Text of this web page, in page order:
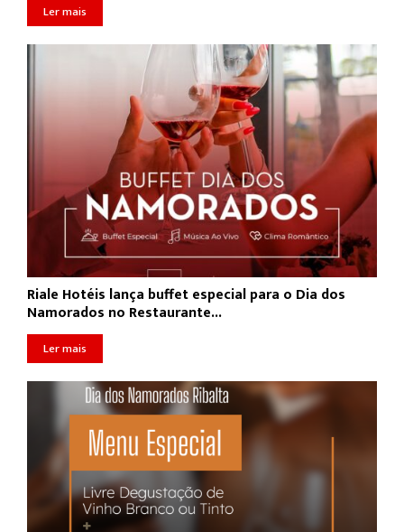
Ler mais
Riale Hotéis lança buffet especial para o Dia dos
Namorados no Restaurante...
Ler mais